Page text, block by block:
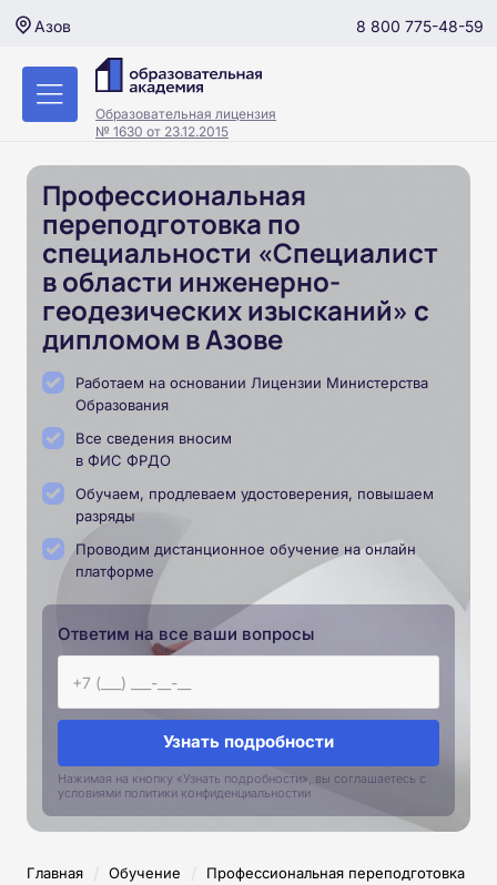
Азов 8 800 775-48-59
Образовательная лицензия
№ 1630 от 23.12.2015
Профессиональная
переподготовка по
специальности «Специалист
в области инженерно-
геодезических изысканий» с
дипломом в Азове
Работаем на основании Лицензии Министерства
Образования
Все сведения вносим
в ФИС ФРДО
Обучаем, продлеваем удостоверения, повышаем
разряды
Проводим дистанционное обучение на онлайн
платформе
Ответим на все ваши вопросы
Узнать подробности
Нажимая на кнопку «Узнать подробности», вы соглашаетесь с
условиями политики конфиденциальностии
Главная / Обучение / Профессиональная переподготовка